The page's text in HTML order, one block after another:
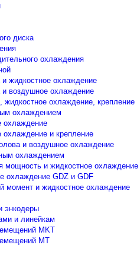
диска
охлаждения
жидкостное охлаждение
воздушное охлаждение
жидкостное охлаждение, крепление
охлаждением
охлаждение
и крепление
и воздушное охлаждение
охлаждением
мощность и жидкостное охлаждение
охлаждение GDZ и GDF
момент и жидкостное охлаждение
энкодеры
и линейкам
MKT
MT